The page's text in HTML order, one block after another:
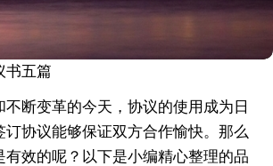
书五篇
不断变革的今天，协议的使用成为日
订协议能够保证双方合作愉快。那么
有效的呢？以下是小编精心整理的品